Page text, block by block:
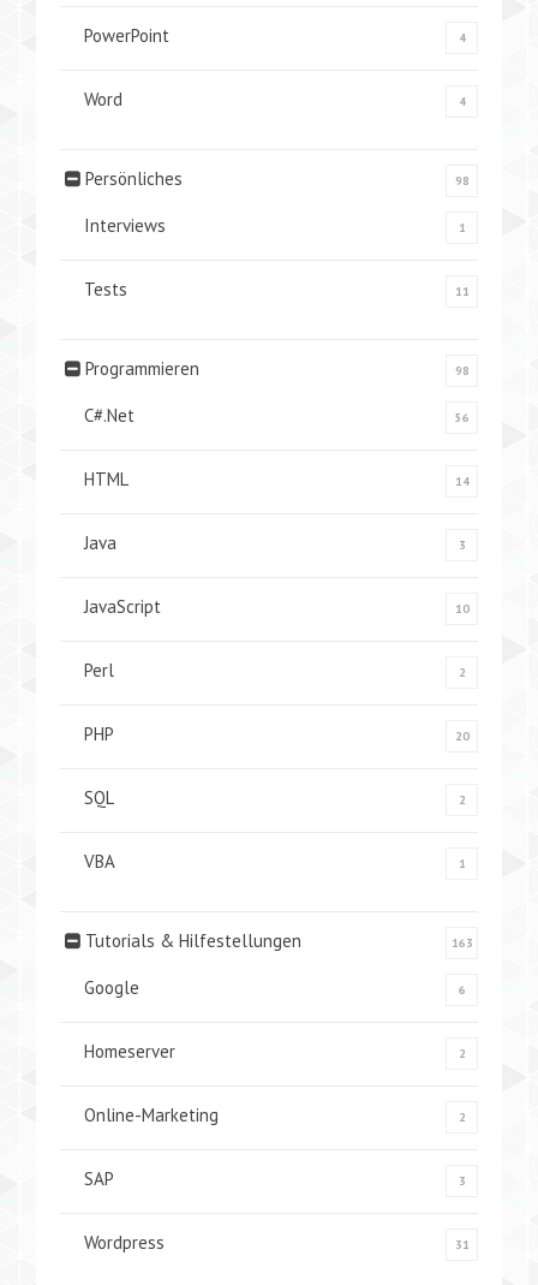
PowerPoint 4
Word 4
Persönliches 98
Interviews 1
Tests 11
Programmieren 98
C#.Net 56
HTML 14
Java 3
JavaScript 10
Perl 2
PHP 20
SQL 2
VBA 1
Tutorials & Hilfestellungen 163
Google 6
Homeserver 2
Online-Marketing 2
SAP 3
Wordpress 31